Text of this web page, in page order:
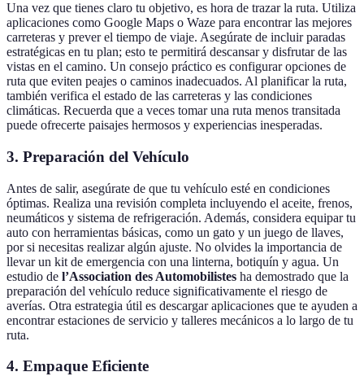
Una vez que tienes claro tu objetivo, es hora de trazar la ruta. Utiliza
aplicaciones como Google Maps o Waze para encontrar las mejores
carreteras y prever el tiempo de viaje. Asegúrate de incluir paradas
estratégicas en tu plan; esto te permitirá descansar y disfrutar de las
vistas en el camino. Un consejo práctico es configurar opciones de
ruta que eviten peajes o caminos inadecuados. Al planificar la ruta,
también verifica el estado de las carreteras y las condiciones
climáticas. Recuerda que a veces tomar una ruta menos transitada
puede ofrecerte paisajes hermosos y experiencias inesperadas.
3. Preparación del Vehículo
Antes de salir, asegúrate de que tu vehículo esté en condiciones
óptimas. Realiza una revisión completa incluyendo el aceite, frenos,
neumáticos y sistema de refrigeración. Además, considera equipar tu
auto con herramientas básicas, como un gato y un juego de llaves,
por si necesitas realizar algún ajuste. No olvides la importancia de
llevar un kit de emergencia con una linterna, botiquín y agua. Un
estudio de l’Association des Automobilistes ha demostrado que la
preparación del vehículo reduce significativamente el riesgo de
averías. Otra estrategia útil es descargar aplicaciones que te ayuden a
encontrar estaciones de servicio y talleres mecánicos a lo largo de tu
ruta.
4. Empaque Eficiente